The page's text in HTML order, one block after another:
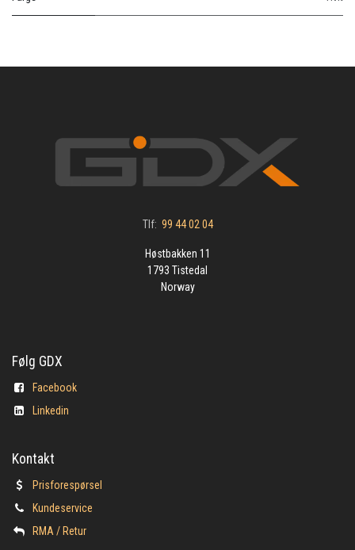
Tlf: 99 44 02 04
Høstbakken 11
1793 Tistedal
Norway
Følg GDX
Facebook
Linkedin
Kontakt
Prisforespørsel
Kundeservice
​RMA / Retur